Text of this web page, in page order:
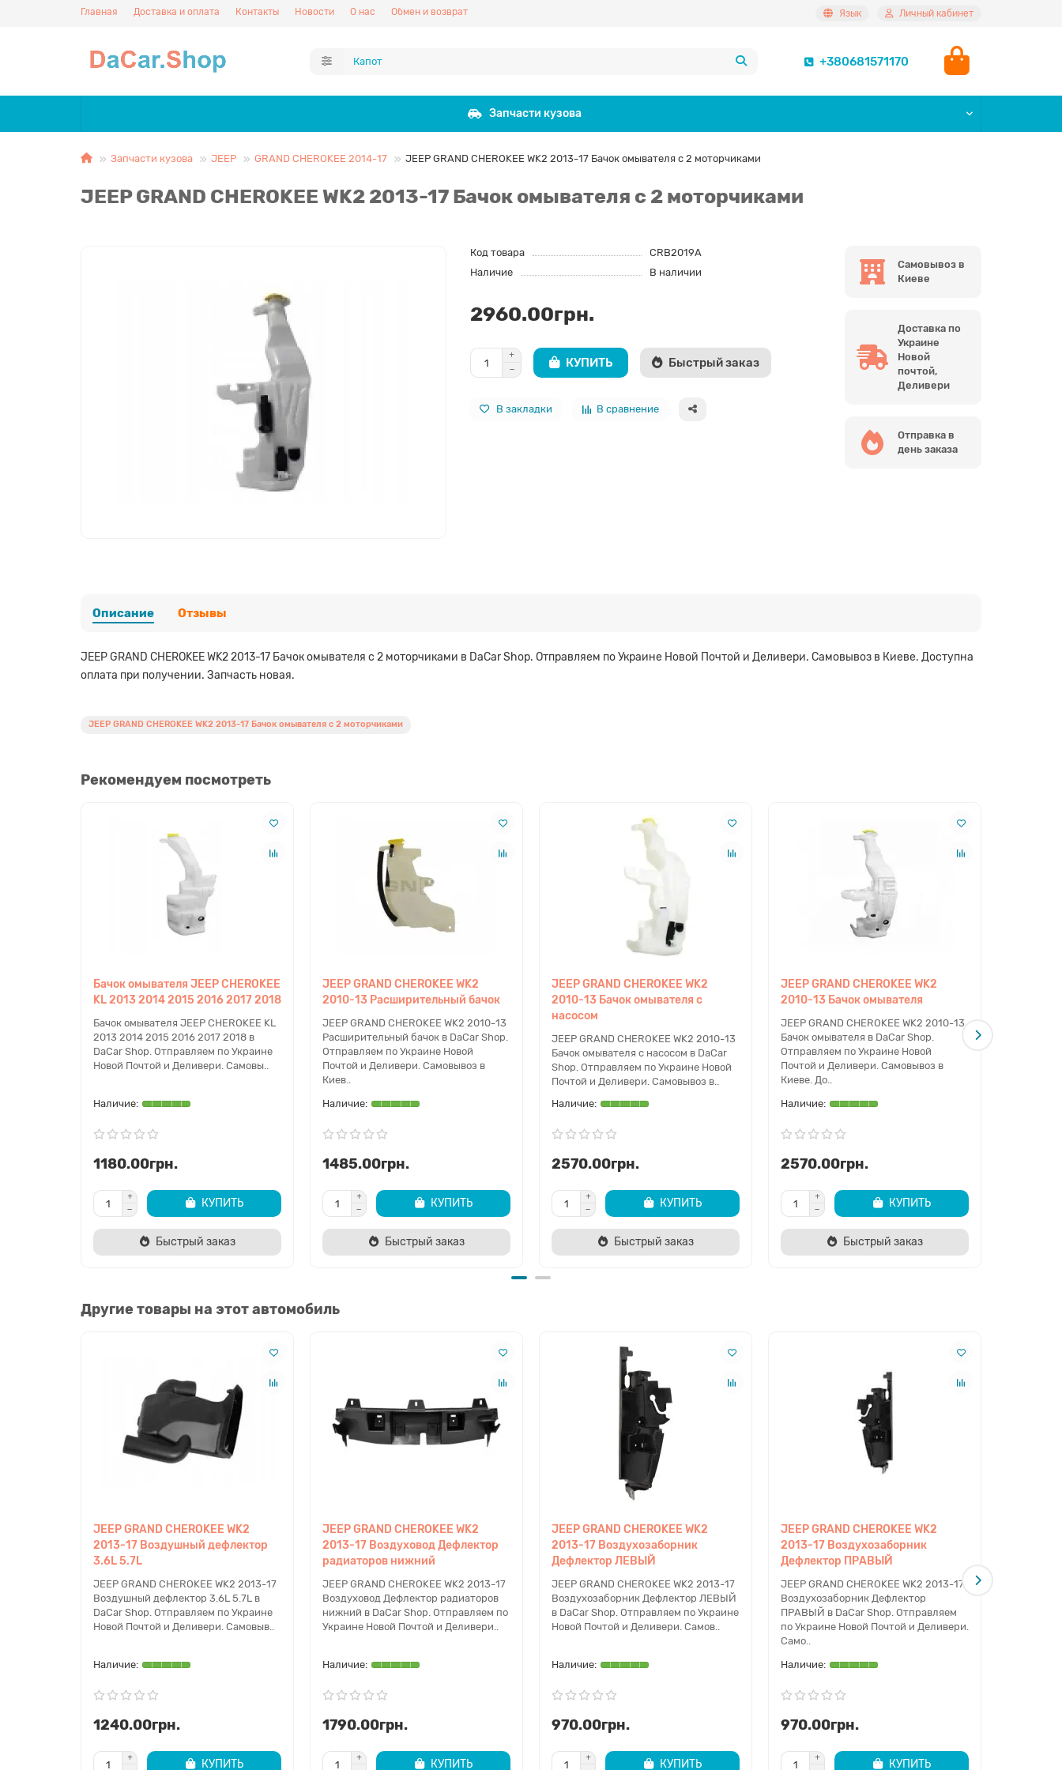
Главная Доставка и оплата Контакты Новости О нас Обмен и возврат Язык Личный кабинет
+380681571170
Запчасти кузова
Запчасти кузова JEEP GRAND CHEROKEE 2014-17 JEEP GRAND CHEROKEE WK2 2013-17 Бачок омывателя c 2 моторчиками
JEEP GRAND CHEROKEE WK2 2013-17 Бачок омывателя c 2 моторчиками
Код товара
CRB2019A
Наличие
В наличии
2960.00грн.
КУПИТЬ Быстрый заказ
В закладки В сравнение
Самовывоз в
Киеве
Доставка по
Украине
Новой
почтой,
Деливери
Отправка в
день заказа
Описание Отзывы
JEEP GRAND CHEROKEE WK2 2013-17 Бачок омывателя c 2 моторчиками в DaCar Shop. Отправляем по Украине Новой Почтой и Деливери. Самовывоз в Киеве. Доступна
оплата при получении. Запчасть новая.
JEEP GRAND CHEROKEE WK2 2013-17 Бачок омывателя c 2 моторчиками
Рекомендуем посмотреть
Бачок омывателя JEEP CHEROKEE
KL 2013 2014 2015 2016 2017 2018
Бачок омывателя JEEP CHEROKEE KL
2013 2014 2015 2016 2017 2018 в
DaCar Shop. Отправляем по Украине
Новой Почтой и Деливери. Самовы..
1180.00грн.
КУПИТЬ
Быстрый заказ
JEEP GRAND CHEROKEE WK2
2010-13 Расширительный бачок
JEEP GRAND CHEROKEE WK2 2010-13
Расширительный бачок в DaCar Shop.
Отправляем по Украине Новой
Почтой и Деливери. Самовывоз в
Киев..
1485.00грн.
КУПИТЬ
Быстрый заказ
JEEP GRAND CHEROKEE WK2
2010-13 Бачок омывателя с
насосом
JEEP GRAND CHEROKEE WK2 2010-13
Бачок омывателя с насосом в DaCar
Shop. Отправляем по Украине Новой
Почтой и Деливери. Самовывоз в..
2570.00грн.
КУПИТЬ
Быстрый заказ
JEEP GRAND CHEROKEE WK2
2010-13 Бачок омывателя
JEEP GRAND CHEROKEE WK2 2010-13
Бачок омывателя в DaCar Shop.
Отправляем по Украине Новой
Почтой и Деливери. Самовывоз в
Киеве. До..
2570.00грн.
КУПИТЬ
Быстрый заказ
Другие товары на этот автомобиль
JEEP GRAND CHEROKEE WK2
2013-17 Воздушный дефлектор
3.6L 5.7L
JEEP GRAND CHEROKEE WK2 2013-17
Воздушный дефлектор 3.6L 5.7L в
DaCar Shop. Отправляем по Украине
Новой Почтой и Деливери. Самовыв..
1240.00грн.
КУПИТЬ
JEEP GRAND CHEROKEE WK2
2013-17 Воздуховод Дефлектор
радиаторов нижний
JEEP GRAND CHEROKEE WK2 2013-17
Воздуховод Дефлектор радиаторов
нижний в DaCar Shop. Отправляем по
Украине Новой Почтой и Деливери..
1790.00грн.
КУПИТЬ
JEEP GRAND CHEROKEE WK2
2013-17 Воздухозаборник
Дефлектор ЛЕВЫЙ
JEEP GRAND CHEROKEE WK2 2013-17
Воздухозаборник Дефлектор ЛЕВЫЙ
в DaCar Shop. Отправляем по Украине
Новой Почтой и Деливери. Самов..
970.00грн.
КУПИТЬ
JEEP GRAND CHEROKEE WK2
2013-17 Воздухозаборник
Дефлектор ПРАВЫЙ
JEEP GRAND CHEROKEE WK2 2013-17
Воздухозаборник Дефлектор
ПРАВЫЙ в DaCar Shop. Отправляем
по Украине Новой Почтой и Деливери.
Само..
970.00грн.
КУПИТЬ